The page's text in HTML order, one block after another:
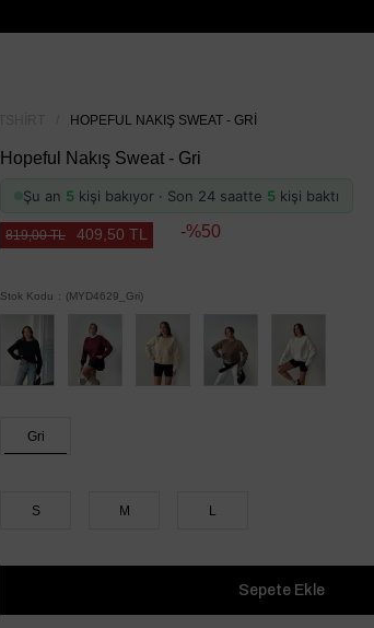
HOPEFUL NAKIŞ SWEAT - GRI
Hopeful Nakış Sweat - Gri
Şu an 5 kişi bakıyor · Son 24 saatte 5 kişi baktı
819,00 TL 409,50 TL 50
Stok Kodu (MYD4629_Gri)
Gri
S M L